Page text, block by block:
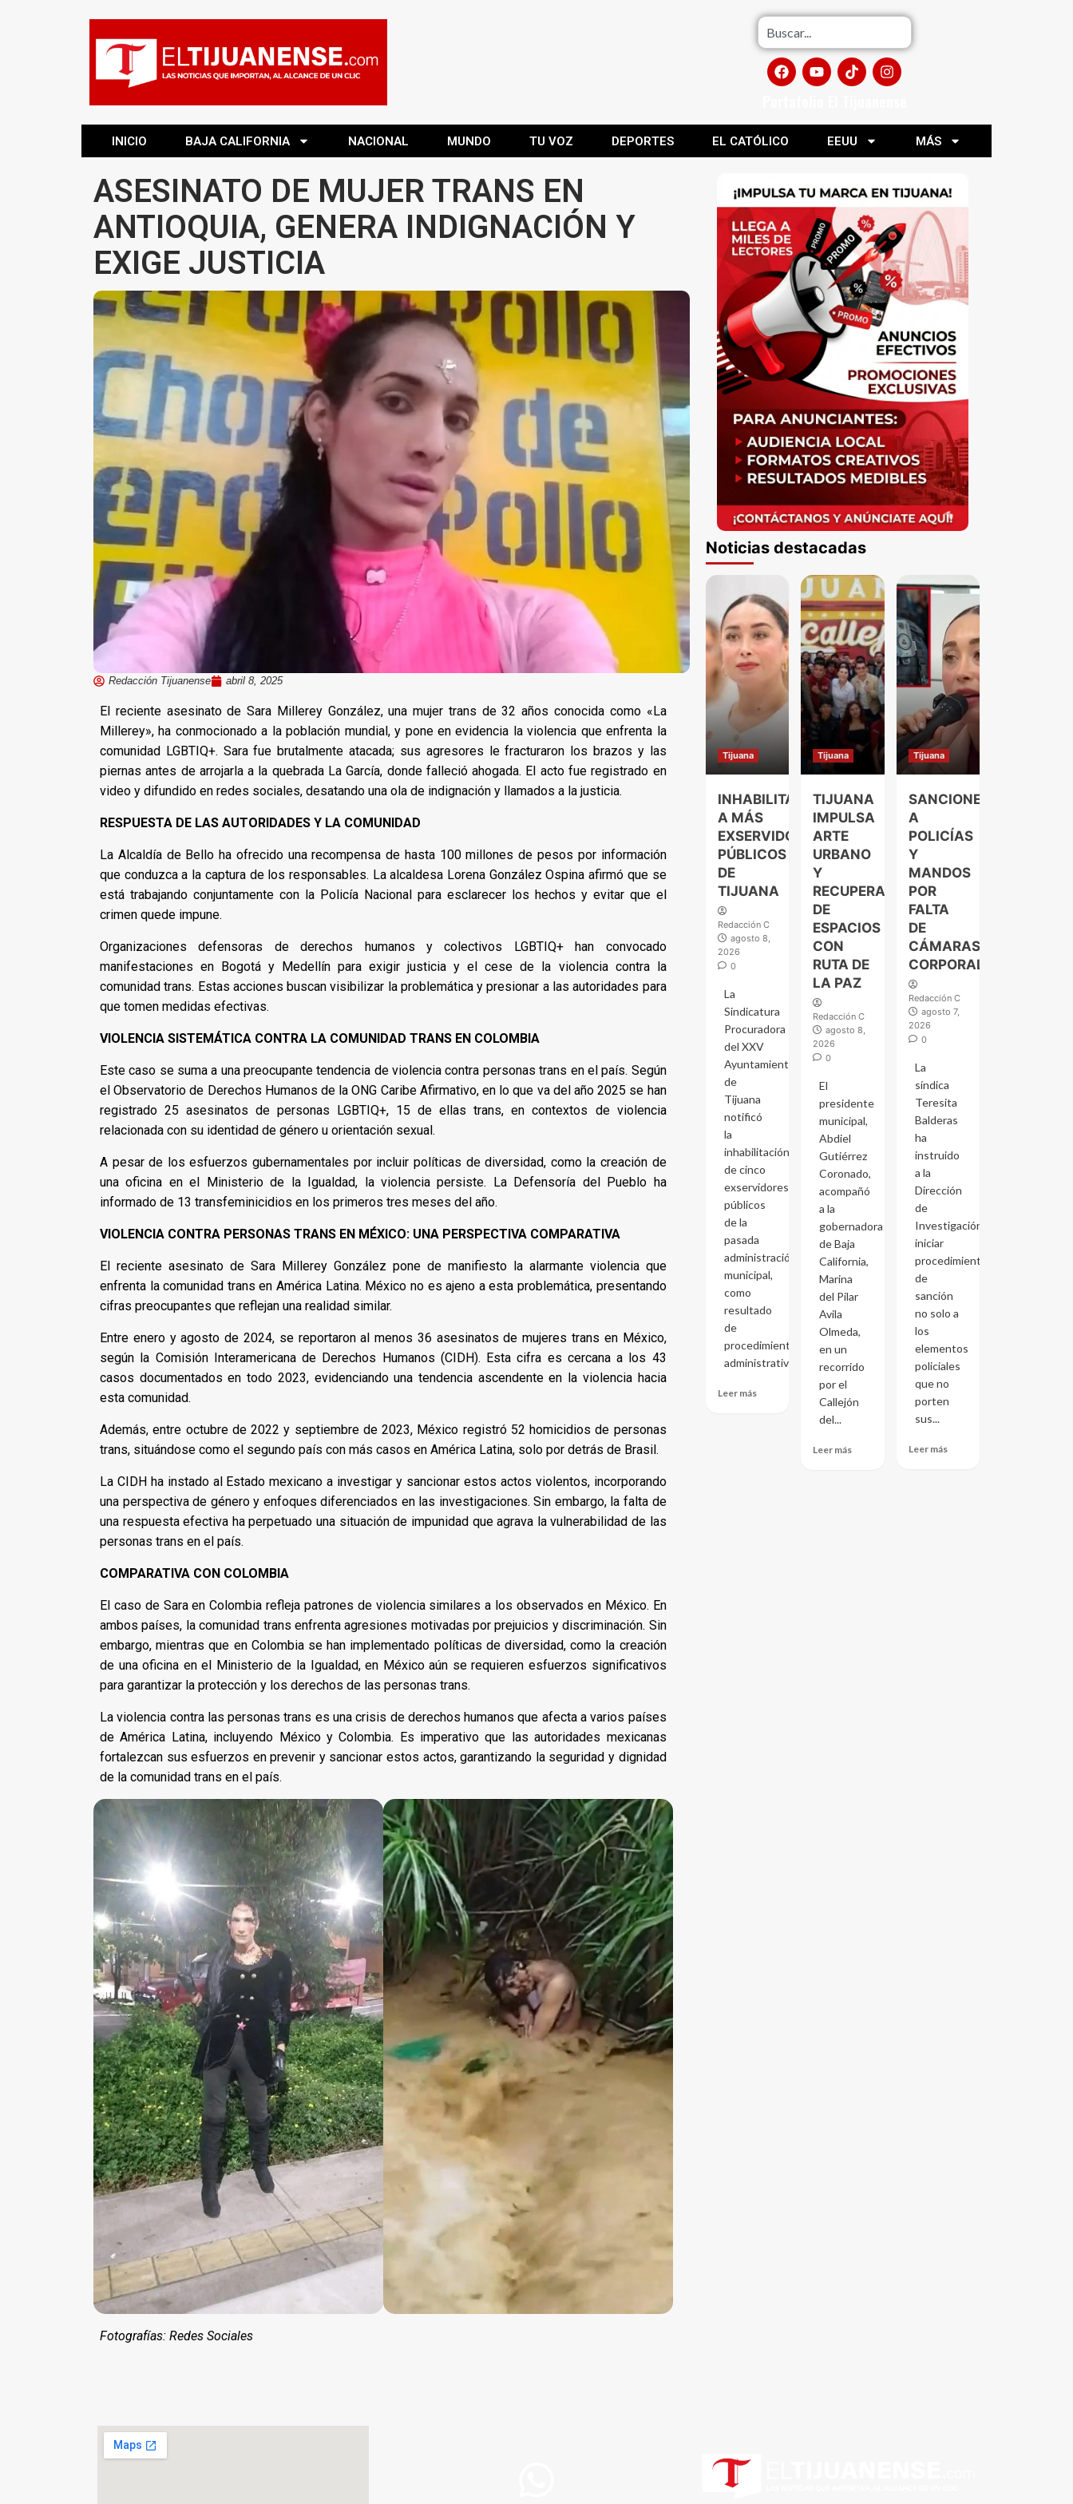
INICIO BAJA CALIFORNIA NACIONAL MUNDO TU VOZ DEPORTES EL CATÓLICO EEUU MÁS
ASESINATO DE MUJER TRANS EN
ANTIOQUIA, GENERA INDIGNACIÓN Y
EXIGE JUSTICIA
Redacción Tijuanense abril 8, 2025
El reciente asesinato de Sara Millerey González, una mujer trans de 32 años conocida como «La
Millerey», ha conmocionado a la población mundial, y pone en evidencia la violencia que enfrenta la
comunidad LGBTIQ+. Sara fue brutalmente atacada; sus agresores le fracturaron los brazos y las
piernas antes de arrojarla a la quebrada La García, donde falleció ahogada. El acto fue registrado en
video y difundido en redes sociales, desatando una ola de indignación y llamados a la justicia.
RESPUESTA DE LAS AUTORIDADES Y LA COMUNIDAD
La Alcaldía de Bello ha ofrecido una recompensa de hasta 100 millones de pesos por información
que conduzca a la captura de los responsables. La alcaldesa Lorena González Ospina afirmó que se
está trabajando conjuntamente con la Policía Nacional para esclarecer los hechos y evitar que el
crimen quede impune.
Organizaciones defensoras de derechos humanos y colectivos LGBTIQ+ han convocado
manifestaciones en Bogotá y Medellín para exigir justicia y el cese de la violencia contra la
comunidad trans. Estas acciones buscan visibilizar la problemática y presionar a las autoridades para
que tomen medidas efectivas.
VIOLENCIA SISTEMÁTICA CONTRA LA COMUNIDAD TRANS EN COLOMBIA
Este caso se suma a una preocupante tendencia de violencia contra personas trans en el país. Según
el Observatorio de Derechos Humanos de la ONG Caribe Afirmativo, en lo que va del año 2025 se han
registrado 25 asesinatos de personas LGBTIQ+, 15 de ellas trans, en contextos de violencia
relacionada con su identidad de género u orientación sexual.
A pesar de los esfuerzos gubernamentales por incluir políticas de diversidad, como la creación de
una oficina en el Ministerio de la Igualdad, la violencia persiste. La Defensoría del Pueblo ha
informado de 13 transfeminicidios en los primeros tres meses del año.
VIOLENCIA CONTRA PERSONAS TRANS EN MÉXICO: UNA PERSPECTIVA COMPARATIVA
El reciente asesinato de Sara Millerey González pone de manifiesto la alarmante violencia que
enfrenta la comunidad trans en América Latina. México no es ajeno a esta problemática, presentando
cifras preocupantes que reflejan una realidad similar.​
Entre enero y agosto de 2024, se reportaron al menos 36 asesinatos de mujeres trans en México,
según la Comisión Interamericana de Derechos Humanos (CIDH). Esta cifra es cercana a los 43
casos documentados en todo 2023, evidenciando una tendencia ascendente en la violencia hacia
esta comunidad.
Además, entre octubre de 2022 y septiembre de 2023, México registró 52 homicidios de personas
trans, situándose como el segundo país con más casos en América Latina, solo por detrás de Brasil.
La CIDH ha instado al Estado mexicano a investigar y sancionar estos actos violentos, incorporando
una perspectiva de género y enfoques diferenciados en las investigaciones. Sin embargo, la falta de
una respuesta efectiva ha perpetuado una situación de impunidad que agrava la vulnerabilidad de las
personas trans en el país. ​
COMPARATIVA CON COLOMBIA
El caso de Sara en Colombia refleja patrones de violencia similares a los observados en México. En
ambos países, la comunidad trans enfrenta agresiones motivadas por prejuicios y discriminación. Sin
embargo, mientras que en Colombia se han implementado políticas de diversidad, como la creación
de una oficina en el Ministerio de la Igualdad, en México aún se requieren esfuerzos significativos
para garantizar la protección y los derechos de las personas trans.
La violencia contra las personas trans es una crisis de derechos humanos que afecta a varios países
de América Latina, incluyendo México y Colombia. Es imperativo que las autoridades mexicanas
fortalezcan sus esfuerzos en prevenir y sancionar estos actos, garantizando la seguridad y dignidad
de la comunidad trans en el país.
Fotografías: Redes Sociales
Noticias destacadas
Tijuana
INHABILITAN
A MÁS
EXSERVIDORES
PÚBLICOS
DE
TIJUANA
Redacción C
agosto 8,
2026
0
La
Sindicatura
Procuradora
del XXV
Ayuntamiento
de
Tijuana
notificó
la
inhabilitación
de cinco
exservidores
públicos
de la
pasada
administración
municipal,
como
resultado
de
procedimientos
administrativos...
Leer más
Tijuana
TIJUANA
IMPULSA
ARTE
URBANO
Y
RECUPERACIÓN
DE
ESPACIOS
CON
RUTA DE
LA PAZ
Redacción C
agosto 8,
2026
0
El
presidente
municipal,
Abdiel
Gutiérrez
Coronado,
acompañó
a la
gobernadora
de Baja
California,
Marina
del Pilar
Avila
Olmeda,
en un
recorrido
por el
Callejón
del...
Leer más
Tijuana
SANCIONES
A
POLICÍAS
Y
MANDOS
POR
FALTA
DE
CÁMARAS
CORPORALES
Redacción C
agosto 7,
2026
0
La
síndica
Teresita
Balderas
ha
instruido
a la
Dirección
de
Investigación
iniciar
procedimientos
de
sanción
no solo a
los
elementos
policiales
que no
porten
sus...
Leer más